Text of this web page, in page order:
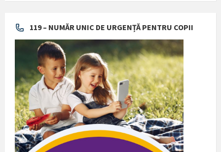
119 – NUMĂR UNIC DE URGENȚĂ PENTRU COPII